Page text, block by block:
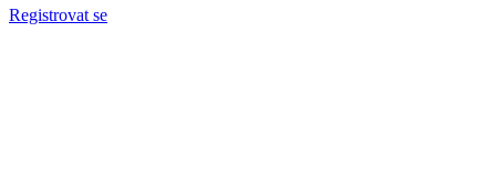
Registrovat se